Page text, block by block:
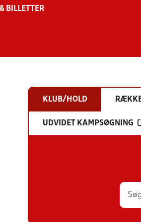
BILLETTER
KLUB/HOLD
UDVIDET KAMPSØGNING